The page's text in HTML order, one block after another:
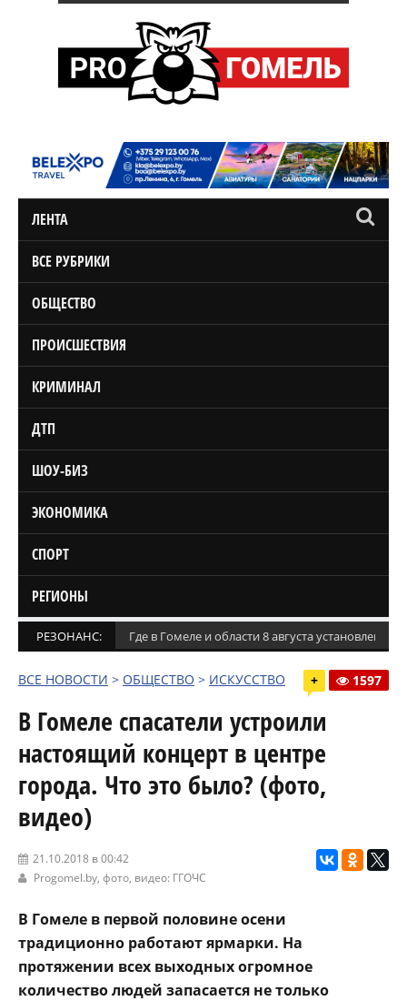
ЛЕНТА
ВСЕ РУБРИКИ
ОБЩЕСТВО
ПРОИСШЕСТВИЯ
КРИМИНАЛ
ДТП
ШОУ-БИЗ
ЭКОНОМИКА
СПОРТ
РЕГИОНЫ
РЕЗОНАНС: Где в Гомеле и области 8 августа установлены
ВСЕ НОВОСТИ > ОБЩЕСТВО > ИСКУССТВО + 1597
В Гомеле спасатели устроили
настоящий концерт в центре
города. Что это было? (фото,
видео)
21.10.2018 в 00:42
Progomel.by, фото, видео: ГГОЧС
В Гомеле в первой половине осени
традиционно работают ярмарки. На
протяжении всех выходных огромное
количество людей запасается не только